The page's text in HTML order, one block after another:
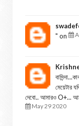
" on
মেয়েটার
দেবো.. আমারও
May 29 2020